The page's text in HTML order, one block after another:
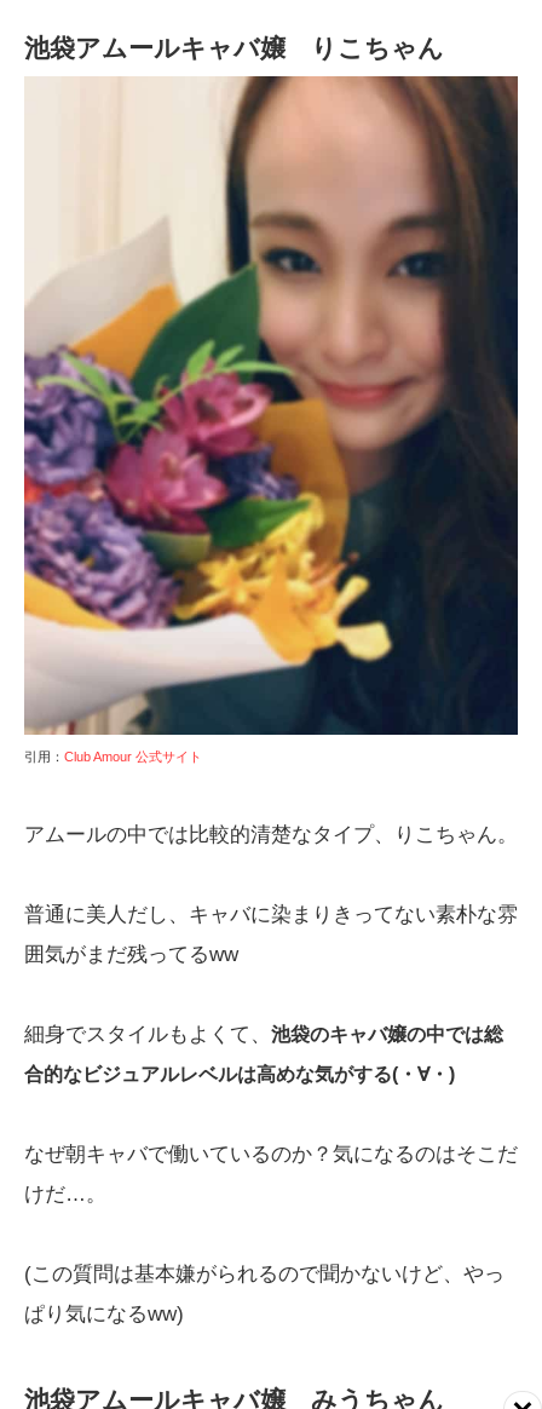
池袋アムールキャバ嬢 りこちゃん
引用： Club Amour 公式サイト
アムールの中では比較的清楚なタイプ、りこちゃん。
普通に美人だし、キャバに染まりきってない素朴な雰
囲気がまだ残ってるww
細身でスタイルもよくて、 池袋のキャバ嬢の中では総
合的なビジュアルレベルは高めな気がする(・∀・)
なぜ朝キャバで働いているのか？気になるのはそこだ
けだ…。
(この質問は基本嫌がられるので聞かないけど、やっ
ぱり気になるww)
池袋アムールキャバ嬢 みうちゃん